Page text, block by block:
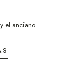
el anciano